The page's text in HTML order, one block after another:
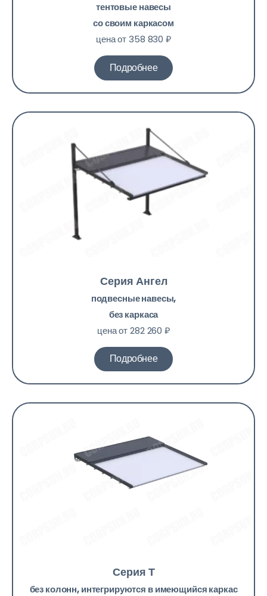
тентовые навесы
со своим каркасом
цена от 358 830 ₽
Подробнее
Серия Ангел
подвесные навесы,
без каркаса
цена от 282 260 ₽
Подробнее
Серия Т
без колонн, интегрируются в имеющийся каркас